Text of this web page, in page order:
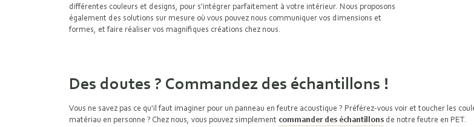
différentes couleurs et designs, pour s'intégrer parfaitement à votre intérieur. Nous proposons
également des solutions sur mesure où vous pouvez nous communiquer vos dimensions et
formes, et faire réaliser vos magnifiques créations chez nous.
Des doutes ? Commandez des échantillons !
Vous ne savez pas ce qu'il faut imaginer pour un panneau en feutre acoustique ? Préférez-vous voir et toucher les
matériau en personne ? Chez nous, vous pouvez simplement commander des échantillons de notre feutre en PET.